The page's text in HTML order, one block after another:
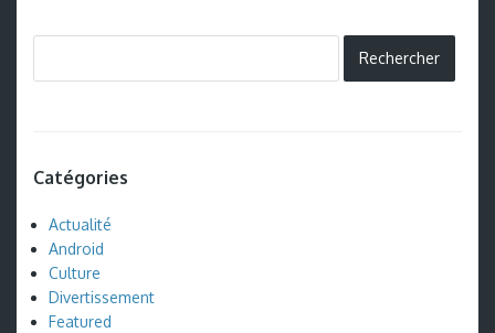
Catégories
Actualité
Android
Culture
Divertissement
Featured